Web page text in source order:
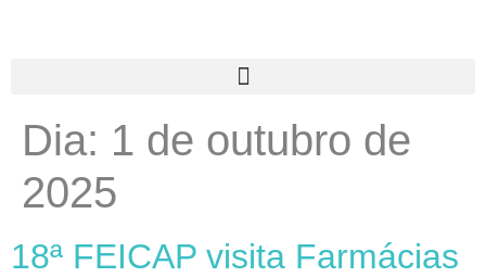
Dia: 1 de outubro de
2025
18ª FEICAP visita Farmácias